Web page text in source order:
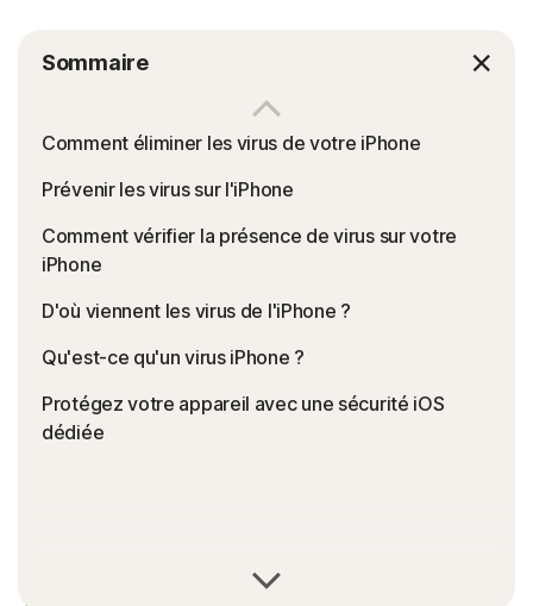
Sommaire
Comment éliminer les virus de votre iPhone
Prévenir les virus sur l'iPhone
Comment vérifier la présence de virus sur votre
iPhone
D'où viennent les virus de l'iPhone ?
Qu'est-ce qu'un virus iPhone ?
Protégez votre appareil avec une sécurité iOS
dédiée